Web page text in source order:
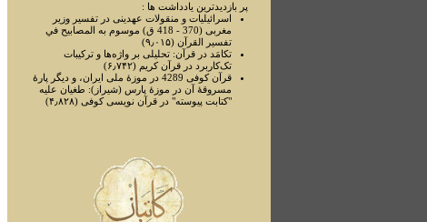
پر بازدیدترین یادداشت ها :
اسرائیلیات و منقولات عهدینی در تفسیر وزیر
مغربی (370 - 418 ق) موسوم به المصابیح في
تفسیر القرآن (۹٫۰۱۵)
تکامَد در قرآن: تحلیلی بر واژه‌ها و ترکیبات
تک‌کاربرد در قرآن کریم (۶٫۷۴۲)
قرآن کوفی 4289 در موزۀ ملی ایران، و دیگر پارۀ
مسروقۀ آن در موزۀ پارس (شیراز): طغیان علیه
"کتابت پیوسته" در قرآن نویسی کوفی (۴٫۸۲۸)